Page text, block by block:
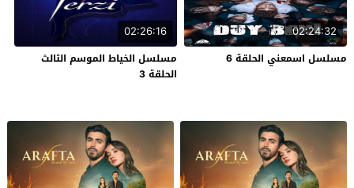
02:24:32
مسلسل اسمعني الحلقة 6
02:26:16
مسلسل الخياط الموسم الثالث
الحلقة 3